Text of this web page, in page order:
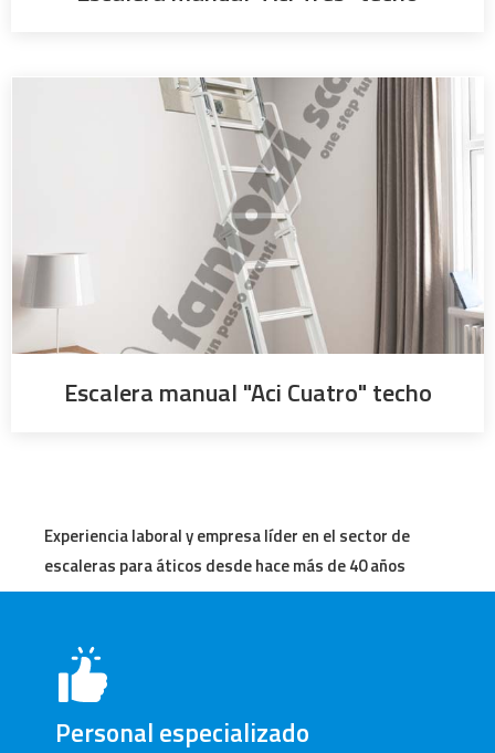
Escalera manual "Aci Cuatro" techo
Experiencia laboral y empresa líder en el sector de
escaleras para áticos desde hace más de 40 años
Personal especializado